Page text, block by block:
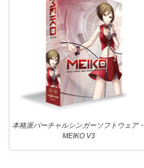
本格派バーチャルシンガーソフトウェア・
MEIKO V3